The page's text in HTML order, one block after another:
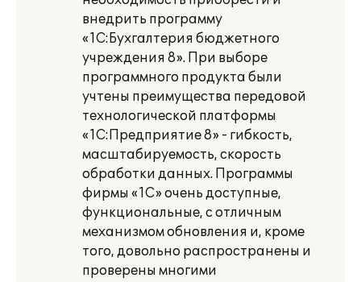
внедрить программу
«1С:Бухгалтерия бюджетного
учреждения 8». При выборе
программного продукта были
учтены преимущества передовой
технологической платформы
«1С:Предприятие 8» - гибкость,
масштабируемость, скорость
обработки данных. Программы
фирмы «1С» очень доступные,
функциональные, с отличным
механизмом обновления и, кроме
того, довольно распространены и
проверены многими